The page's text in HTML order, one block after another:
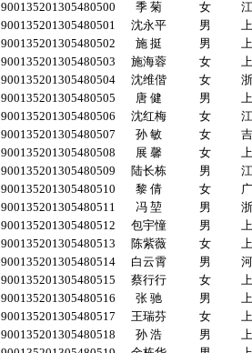
900135201305480500
季 菊 女
900135201305480501
沈永平 男
900135201305480502
施 挺 男
900135201305480503
施海蓉 女
900135201305480504
沈维偕 女
900135201305480505
唐 健 男
900135201305480506
沈红梅 女
900135201305480507
孙 敏 女
900135201305480508
展 馨 女
900135201305480509
陆长栋 男
900135201305480510
黎 倩 女
900135201305480511
冯 堃 男
900135201305480512
包宇憧 男
900135201305480513
陈紫薇 女
900135201305480514
白云霄 男
900135201305480515
蔡行行 女
900135201305480516
张 驰 男
900135201305480517
王瑞芬 女
900135201305480518
孙 浩 男